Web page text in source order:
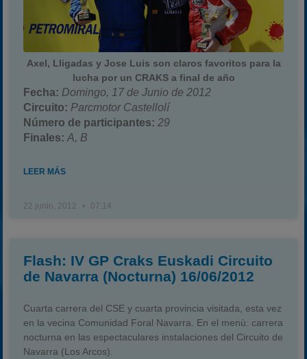
Axel, Lligadas y Jose Luis son claros favoritos para la
lucha por un CRAKS a final de año
Fecha: Domingo, 17 de Junio de 2012
Circuito: Parcmotor Castellolí
Número de participantes: 29
Finales: A, B
LEER MÁS
22 junio, 2012 07:14
Flash: IV GP Craks Euskadi Circuito
de Navarra (Nocturna) 16/06/2012
Cuarta carrera del CSE y cuarta provincia visitada, esta vez
en la vecina Comunidad Foral Navarra. En el menù: carrera
nocturna en las espectaculares instalaciones del Circuito de
Navarra (Los Arcos).